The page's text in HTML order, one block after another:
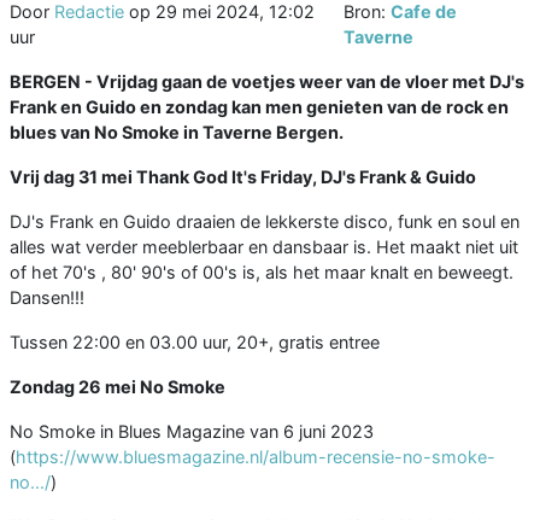
Door Redactie op 29 mei 2024, 12:02
uur
Bron:Cafe de
Taverne
BERGEN - Vrijdag gaan de voetjes weer van de vloer met DJ's
Frank en Guido en zondag kan men genieten van de rock en
blues van No Smoke in Taverne Bergen.
Vrij dag 31 mei Thank God It's Friday, DJ's Frank & Guido
DJ's Frank en Guido draaien de lekkerste disco, funk en soul en
alles wat verder meeblerbaar en dansbaar is. Het maakt niet uit
of het 70's , 80' 90's of 00's is, als het maar knalt en beweegt.
Dansen!!!
Tussen 22:00 en 03.00 uur, 20+, gratis entree
Zondag 26 mei No Smoke
No Smoke in Blues Magazine van 6 juni 2023
(https://www.bluesmagazine.nl/album-recensie-no-smoke-
no.../)